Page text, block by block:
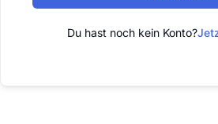
Du hast noch kein Konto?